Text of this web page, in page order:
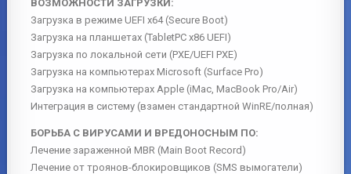
ВОЗМОЖНОСТИ ЗАГРУЗКИ:
Загрузка в режиме UEFI x64 (Secure Boot)
Загрузка на планшетах (TabletPC x86 UEFI)
Загрузка по локальной сети (PXE/UEFI PXE)
Загрузка на компьютерах Microsoft (Surface Pro)
Загрузка на компьютерах Apple (iMac, MacBook Pro/Air)
Интеграция в систему (взамен стандартной WinRE/полная)
БОРЬБА С ВИРУСАМИ И ВРЕДОНОСНЫМ ПО:
Лечение зараженной MBR (Main Boot Record)
Лечение от троянов-блокировщиков (SMS вымогатели)